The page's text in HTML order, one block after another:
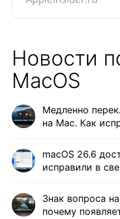
Новости
MacOS
Медленно
на Mac. Как
macOS 26.6
исправили в
Знак вопроса
почему